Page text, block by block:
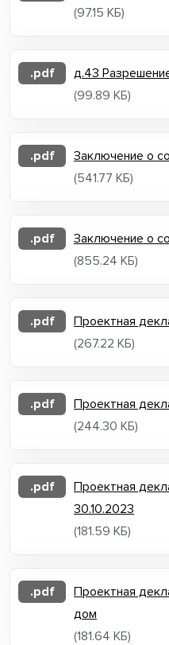
(97.15 КБ)
.pdf
д.43
(99.89 КБ)
.pdf
Заключение о
(541.77 КБ)
.pdf
Заключение о
(855.24 КБ)
.pdf
Проектная
(267.22 КБ)
.pdf
Проектная
(244.30 КБ)
.pdf
Проектная
30.10.2023
(181.59 КБ)
.pdf
Проектная
дом
(181.64 КБ)